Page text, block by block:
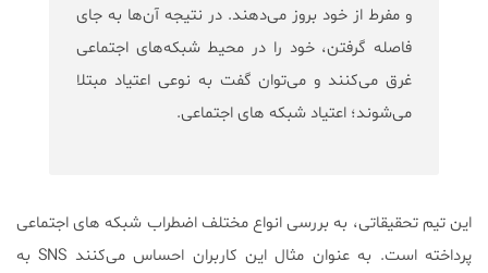
و مفرط از خود بروز می‌دهند. در نتیجه آن‌ها به جای
فاصله گرفتن، خود را در محیط شبکه‌های اجتماعی
غرق می‌کنند و می‌توان گفت به نوعی اعتیاد مبتلا
می‌شوند؛ اعتیاد شبکه های اجتماعی.
این تیم تحقیقاتی، به بررسی انواع مختلف اضطراب شبکه های اجتماعی
پرداخته است. به عنوان مثال این کاربران احساس می‌کنند SNS به